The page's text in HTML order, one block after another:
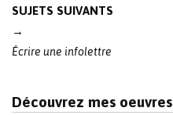
SUJETS SUIVANTS
→
Écrire une infolettre
Découvrez mes oeuvres